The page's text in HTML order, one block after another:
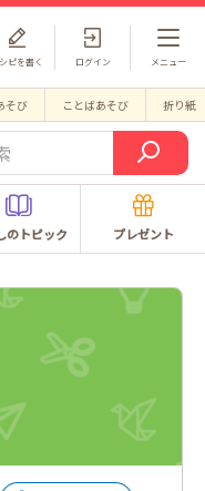
ログイン
ピを書く メニュー
そび ことばあそび 折り紙
のトピック プレゼント